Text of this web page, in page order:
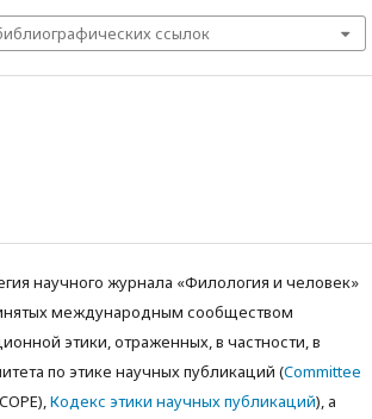
ссылок
научного журнала «Филология и человек»
международным сообществом
этики, отраженных, в частности, в
по этике научных публикаций (Committee
Кодекс этики научных публикаций), а